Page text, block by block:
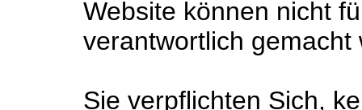
Website können nicht
verantwortlich gemacht
Sie verpflichten Sich,